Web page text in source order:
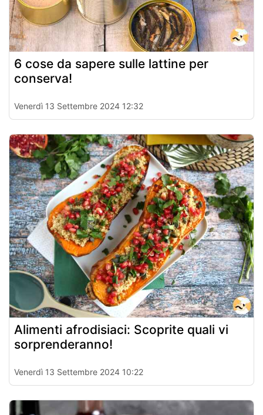
6 cose da sapere sulle lattine per
conserva!
Venerdì 13 Settembre 2024 12:32
Alimenti afrodisiaci: Scoprite quali vi
sorprenderanno!
Venerdì 13 Settembre 2024 10:22